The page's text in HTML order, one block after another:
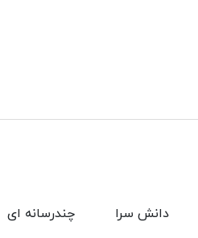
چندرسانه ای دانش سرا